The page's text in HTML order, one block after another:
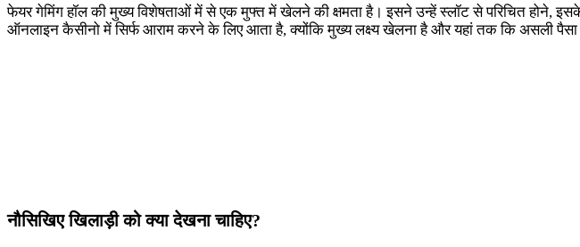
फेयर गेमिंग हॉल की मुख्य विशेषताओं में से एक मुफ्त में खेलने की क्षमता है। इसने उन्हें स्लॉट से परिचित होने,
ऑनलाइन कैसीनो में सिर्फ आराम करने के लिए आता है, क्योंकि मुख्य लक्ष्य खेलना है और यहां तक ​​कि असली पैसा
नौसिखिए खिलाड़ी को क्या देखना चाहिए?